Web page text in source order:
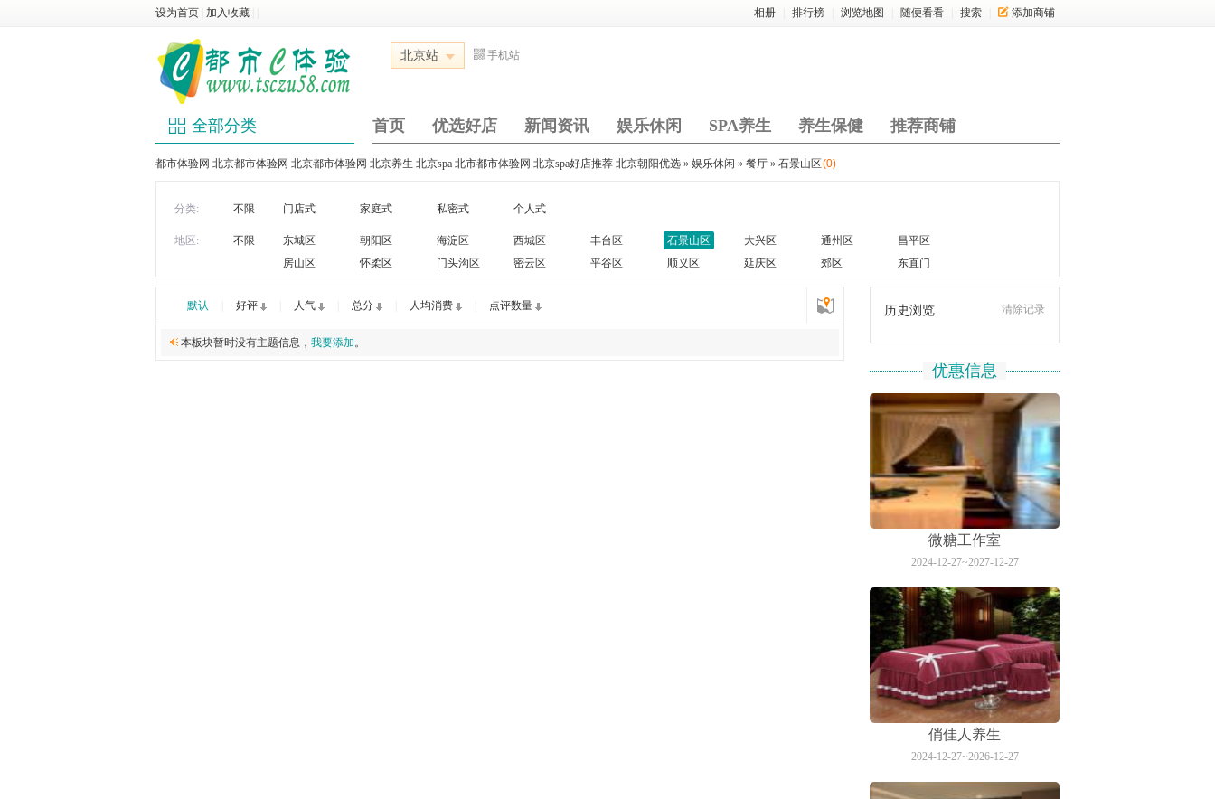
设为首页 加入收藏 相册 排行榜 浏览地图 随便看看 搜索 添加商铺
北京站 手机站
全部分类 首页 优选好店 新闻资讯 娱乐休闲 SPA养生 养生保健 推荐商铺
都市体验网 北京都市体验网 北京都市体验网 北京养生 北京spa 北市都市体验网 北京spa好店推荐 北京朝阳优选 » 娱乐休闲 » 餐厅 » 石景山区(0)
分类: 不限 门店式 家庭式 私密式 个人式
地区: 不限 东城区 朝阳区 海淀区 西城区 丰台区 石景山区 大兴区 通州区
昌平区
房山区
怀柔区 门头沟区 密云区 平谷区 顺义区 延庆区 郊区 东直门
默认 好评 人气 总分 人均消费 点评数量
本板块暂时没有主题信息， 我要添加。
清除记录
历史浏览
优惠信息
微糖工作室
2024-12-27~2027-12-27
俏佳人养生
2024-12-27~2026-12-27